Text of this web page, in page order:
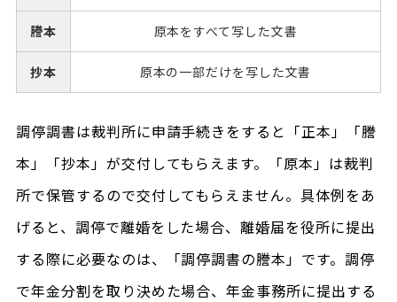
謄本 原本をすべて写した文書
抄本 原本の一部だけを写した文書
調停調書は裁判所に申請手続きをすると「正本」「謄
本」「抄本」が交付してもらえます。「原本」は裁判
所で保管するので交付してもらえません。具体例をあ
げると、調停で離婚をした場合、離婚届を役所に提出
する際に必要なのは、「調停調書の謄本」です。調停
で年金分割を取り決めた場合、年金事務所に提出する